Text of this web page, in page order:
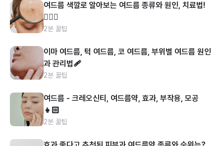
여드름 색깔로 알아보는 여드름 종류와 원인, 치료법!
👩🏻‍⚕️
2분 꿀팁
이마 여드름, 턱 여드름, 코 여드름, 부위별 여드름 원인
과 관리법🩹
2분 꿀팁
여드름 - 크레오신티, 여드름약, 효과, 부작용, 모공
👧🏻
2분 꿀팁